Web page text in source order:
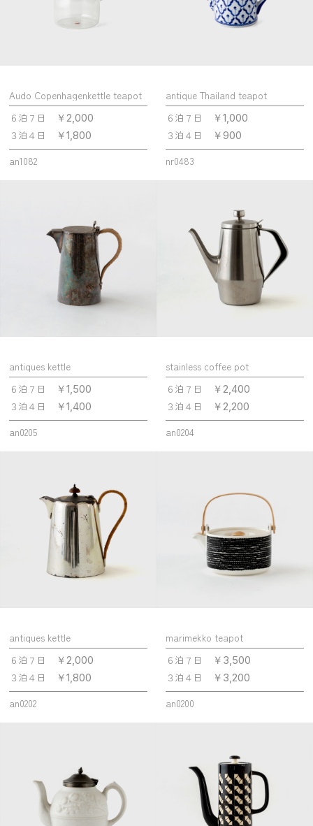
Audo Copenhagenkettle teapot
６泊７日
￥2,000
３泊４日 ￥1,800
an1082
antique Thailand teapot
６泊７日
￥1,000
３泊４日 ￥900
nr0483
antiques kettle
６泊７日
￥1,500
３泊４日 ￥1,400
an0205
stainless coffee pot
６泊７日
￥2,400
３泊４日 ￥2,200
an0204
antiques kettle
６泊７日
￥2,000
３泊４日 ￥1,800
an0202
marimekko teapot
６泊７日
￥3,500
３泊４日 ￥3,200
an0200